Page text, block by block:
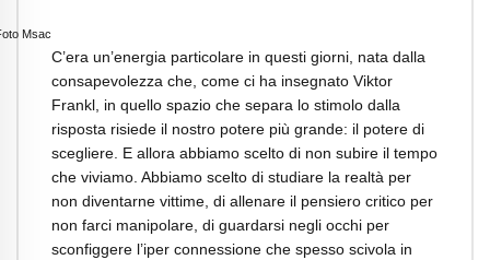
Msac
C’era un’energia particolare in questi giorni, nata dalla
consapevolezza che, come ci ha insegnato Viktor
Frankl, in quello spazio che separa lo stimolo dalla
risposta risiede il nostro potere più grande: il potere di
scegliere. E allora abbiamo scelto di non subire il tempo
che viviamo. Abbiamo scelto di studiare la realtà per
non diventarne vittime, di allenare il pensiero critico per
non farci manipolare, di guardarsi negli occhi per
sconfiggere l’iper connessione che spesso scivola in